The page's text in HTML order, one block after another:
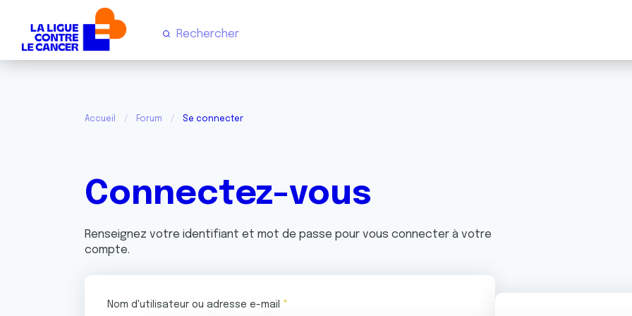
Accueil Forum Se connecter
Connectez-vous
Renseignez votre identifiant et mot de passe pour vous connecter à votre
compte.
Nom d'utilisateur ou adresse e-mail